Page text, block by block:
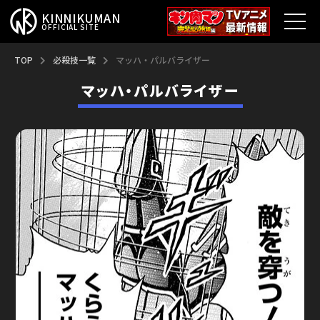
KINNIKUMAN
OFFICIAL SITE
TOP
キン肉マンとは？
最新情報
アニメ
コミックス
特集
超人総選挙
新超人募集
TOP 必殺技一覧 マッハ・パルバライザー
マッハ・パルバライザー